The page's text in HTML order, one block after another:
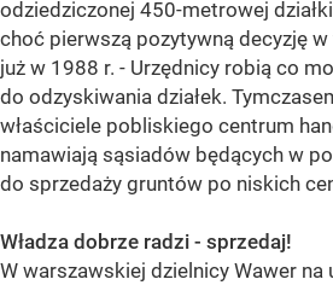
odziedziczonej 450-metrowej
choć pierwszą pozytywną decyzję
już w 1988 r. - Urzędnicy robią co
do odzyskiwania działek.
właściciele pobliskiego centrum
namawiają sąsiadów będących w
do sprzedaży gruntów po niskich
Władza dobrze radzi - sprzedaj!
W warszawskiej dzielnicy Wawer na